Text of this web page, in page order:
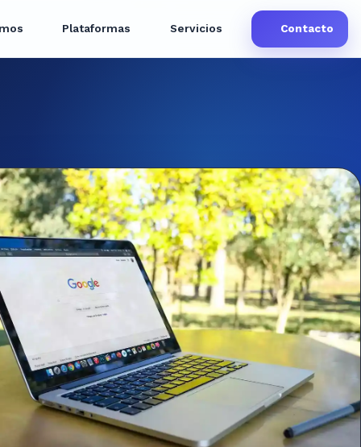
Plataformas Servicios Contacto